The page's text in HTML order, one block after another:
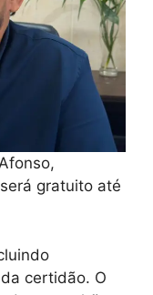
gratuito até
certidão. O